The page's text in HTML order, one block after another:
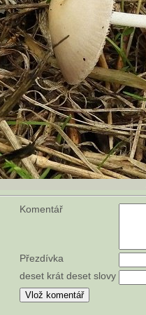
Komentář
Přezdívka
deset krát deset slovy